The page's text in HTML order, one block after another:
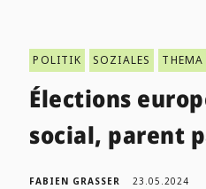
POLITIK SOZIALES THEMA
Élections
social, parent
FABIEN GRASSER 23.05.2024